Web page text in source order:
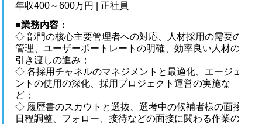
年収400～600万円 | 正社員
■業務内容：
◇ 部門の核心主要管理者への対応、人材採用の需要の
管理、ユーザーポートレートの明確、効率良い人材の
引き渡しの進み；
◇ 各採用チャネルのマネジメントと最適化、エージェ
ントの使用の深化、採用プロジェクト運営の実施な
ど；
◇ 履歴書のスカウトと選抜、選考中の候補者様の面接
日程調整、フォロー、接待などの面接に関わる作業の